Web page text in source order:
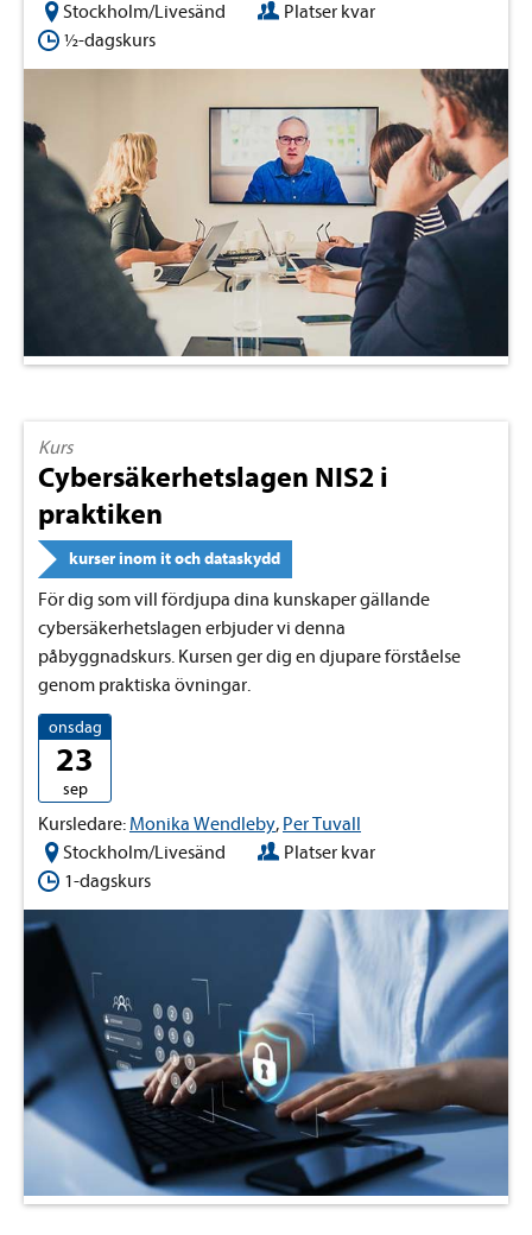
Stockholm/Livesänd
Platser kvar
½-dagskurs
Kurs
Cybersäkerhetslagen NIS2 i
praktiken
kurser inom it och dataskydd
För dig som vill fördjupa dina kunskaper gällande
cybersäkerhetslagen erbjuder vi denna
påbyggnadskurs. Kursen ger dig en djupare förståelse
genom praktiska övningar.
onsdag
23
sep
Kursledare: Monika Wendleby, Per Tuvall
Stockholm/Livesänd
Platser kvar
1-dagskurs